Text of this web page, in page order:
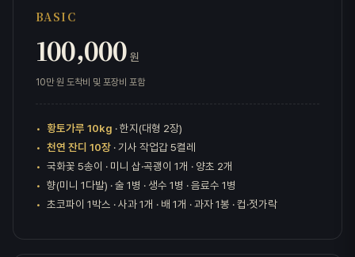
BASIC
100,000 원
10만 원 도착비 및 포장비 포함
황토가루 10kg · 한지(대형 2장)
천연 잔디 10장 · 기사 작업갑 5켤레
국화꽃 5송이 · 미니 삽·곡괭이 1개 · 양초 2개
향(미니 1다발) · 술 1병 · 생수 1병 · 음료수 1병
초코파이 1박스 · 사과 1개 · 배 1개 · 과자 1봉 · 컵·젓가락